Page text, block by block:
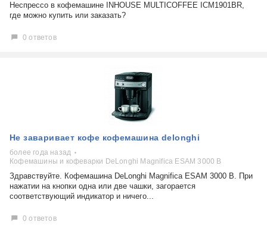
Неспрессо в кофемашине INHOUSE MULTICOFFEE ICM1901BR,
где можно купить или заказать?
0 ответов
Не заваривает кофе кофемашина delonghi
более года назад
Кофемашины и кофеварки DeLonghi Magnifica ESAM 3000 B
Здравствуйте. Кофемашина DeLonghi Magnifica ESAM 3000 B. При
нажатии на кнопки одна или две чашки, загорается
соответствующий индикатор и ничего...
0 ответов